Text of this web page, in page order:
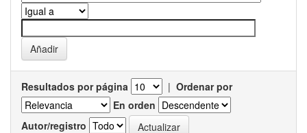
Resultados por página | Ordenar por
En orden
Autor/registro